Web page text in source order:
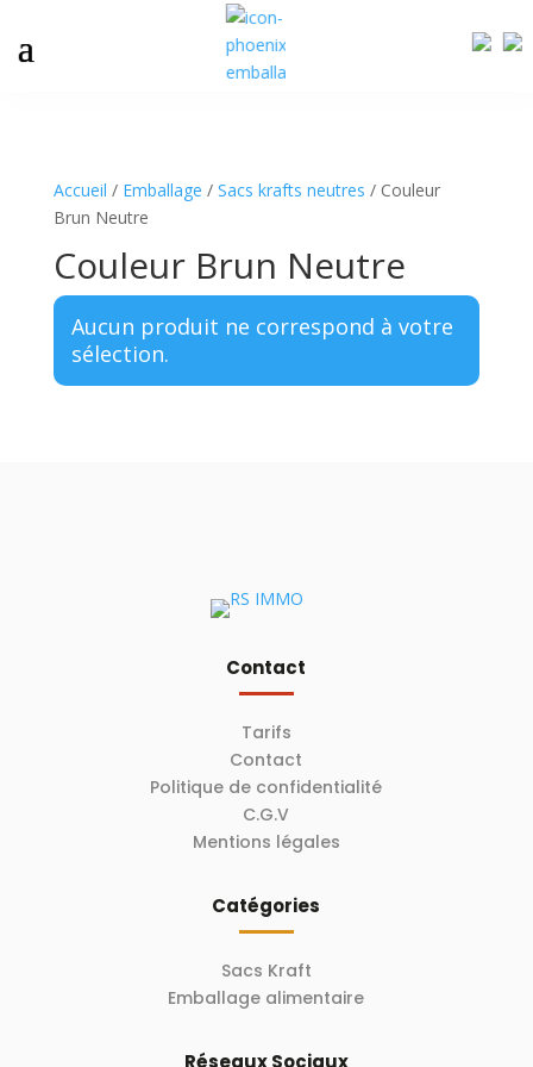
Accueil / Emballage / Sacs krafts neutres / Couleur
Brun Neutre
Couleur Brun Neutre
Aucun produit ne correspond à votre
sélection.
Contact
Tarifs
Contact
Politique de confidentialité
C.G.V
Mentions légales
Catégories
Sacs Kraft
Emballage alimentaire
Réseaux Sociaux